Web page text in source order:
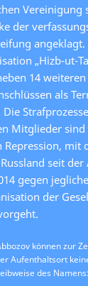
Vereinigung
der
angeklagt.
„Hizb-ut-
14
als
Mitglieder
Repression, mit
seit
gegen
der
können zur
Aufenthaltsort
des